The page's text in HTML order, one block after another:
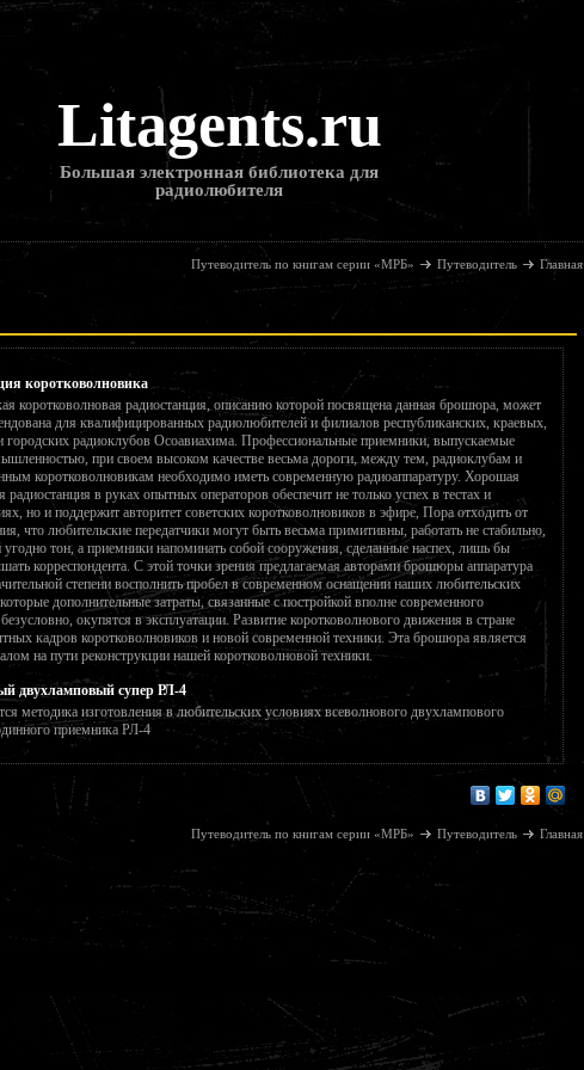
Litagents.ru
Большая электронная библиотека для
радиолюбителя
Путеводитель по книгам серии «МРБ» Путеводитель Главная
коротковолновика
коротковолновая радиостанция, описанию которой посвящена данная брошюра, может
для квалифицированных радиолюбителей и филиалов республиканских, краевых,
городских радиоклубов Осоавиахима. Профессиональные приемники, выпускаемые
при своем высоком качестве весьма дороги, между тем, радиоклубам и
коротковолновикам необходимо иметь современную радиоаппаратуру. Хорошая
радиостанция в руках опытных операторов обеспечит не только успех в тестах и
но и поддержит авторитет советских коротковолновиков в эфире, Пора отходить от
что любительские передатчики могут быть весьма примитивны, работать не стабильно,
угодно тон, а приемники напоминать собой сооружения, сделанные наспех, лишь бы
корреспондента. С этой точки зрения предлагаемая авторами брошюры аппаратура
степени восполнить пробел в современном оснащении наших любительских
дополнительные затраты, связанные с постройкой вполне современного
окупятся в эксплуатации. Развитие коротковолнового движения в стране
кадров коротковолновиков и новой современной техники. Эта брошюра является
на пути реконструкции нашей коротковолновой техники.
двухламповый супер РЛ-4
методика изготовления в любительских условиях всеволнового двухлампового
приемника РЛ-4
Путеводитель по книгам серии «МРБ» Путеводитель Главная